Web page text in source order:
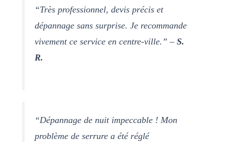
“Très professionnel, devis précis et
dépannage sans surprise. Je recommande
vivement ce service en centre-ville.” –S.
R.
“Dépannage de nuit impeccable ! Mon
problème de serrure a été réglé